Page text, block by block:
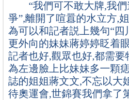
“我們可不敢大牌,我們
爭”,離開了喧囂的水立方,
為可以和記者説上幾句“
更外向的妹妹蔣婷婷眨着
記者也好,觀眾也好,都需
為左邊臉上比妹妹多一顆
誌的姐姐蔣文文,不忘以大
待奧運會,世錦賽我們拿了